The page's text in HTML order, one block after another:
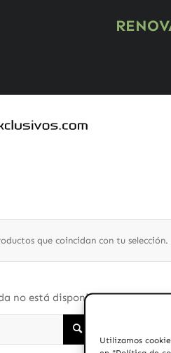
Utilizamos
que coincidan con tu selección.
no está disponible, ¿quieres